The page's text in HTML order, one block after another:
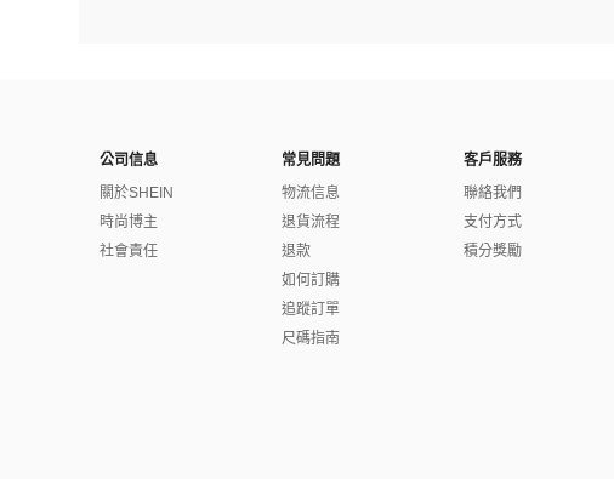
公司信息
關於SHEIN
時尚博主
社會責任
常見問題
物流信息
退貨流程
退款
如何訂購
追蹤訂單
尺碼指南
客戶服務
聯絡我們
支付方式
積分獎勵